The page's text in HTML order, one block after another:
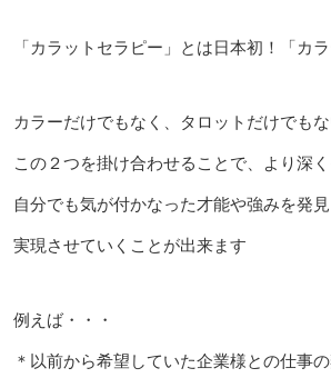
「カラットセラピー」とは日本初！「カ
カラーだけでもなく、タロットだけでも
この２つを掛け合わせることで、より深
自分でも気が付かなった才能や強みを発
実現させていくことが出来ます
例えば・・・
＊以前から希望していた企業様との仕事